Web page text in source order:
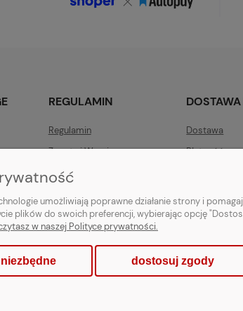
REGULAMIN
Regulamin
Zwroty i Wymiany
Dostawa
Płatność
umożliwiają poprawne działanie strony i
plików do swoich preferencji, wybierając opcję
w naszej Polityce prywatności.
dostosuj zgody